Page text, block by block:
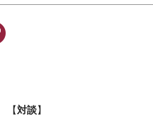
【対談】